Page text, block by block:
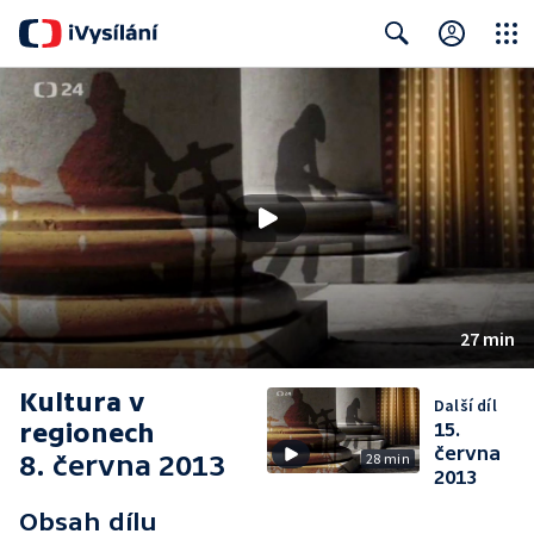
Search Close
27 min
Kultura v
regionech
8. června 2013
Obsah dílu
28 min
Další díl
15.
června
2013